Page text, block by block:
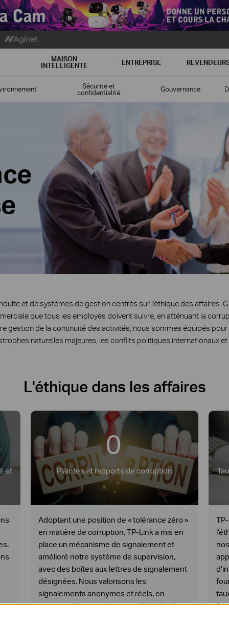
MAISON
INTELLIGENTE ENTREPRISE
Sécurité et
confidentialité Gouvernance
et de systèmes de gestion centrés sur l'éthique des affaires.
que tous les employés doivent suivre, en atténuant la
gestion de la continuité des activités, nous sommes équipés
naturelles majeures, les conflits politiques internationaux
L'éthique dans les affaires
et
0
Plaintes et rapports de corruption
Adoptant une position de « tolérance zéro »
en matière de corruption, TP-Link a mis en
place un mécanisme de signalement et
amélioré notre système de supervision,
avec des boîtes aux lettres de signalement
désignées. Nous valorisons les
signalements anonymes et réels, en
acceptant divers canaux et méthodes de